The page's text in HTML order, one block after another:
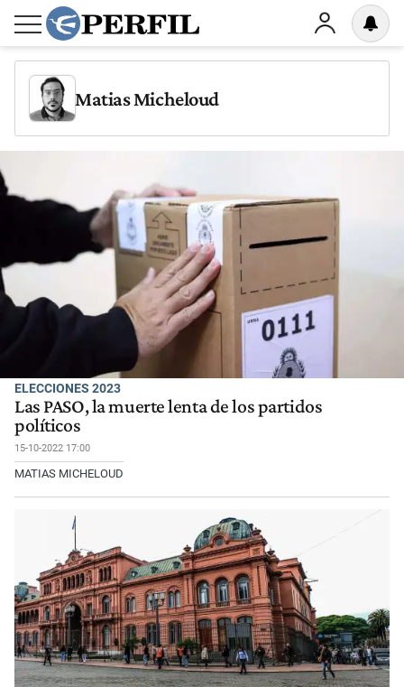
Matias Micheloud
ELECCIONES 2023
Las PASO, la muerte lenta de los partidos
políticos
15-10-2022 17:00
MATIAS MICHELOUD